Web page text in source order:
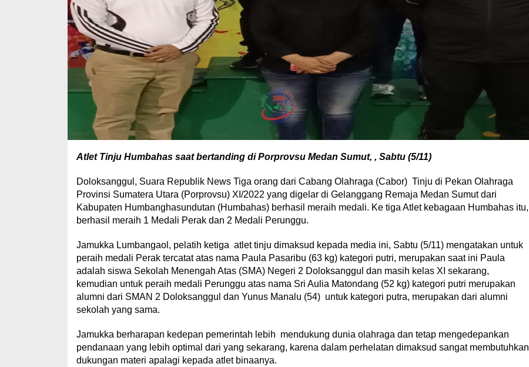
Atlet Tinju Humbahas saat bertanding di Porprovsu Medan Sumut, , Sabtu (5/11)
Doloksanggul, Suara Republik News Tiga orang dari Cabang Olahraga (Cabor) Tinju di Pekan Olahraga
Provinsi Sumatera Utara (Porprovsu) XI/2022 yang digelar di Gelanggang Remaja Medan Sumut dari
Kabupaten Humbanghasundutan (Humbahas) berhasil meraih medali. Ke tiga Atlet kebagaan Humbahas itu,
berhasil meraih 1 Medali Perak dan 2 Medali Perunggu.
Jamukka Lumbangaol, pelatih ketiga atlet tinju dimaksud kepada media ini, Sabtu (5/11) mengatakan untuk
peraih medali Perak tercatat atas nama Paula Pasaribu (63 kg) kategori putri, merupakan saat ini Paula
adalah siswa Sekolah Menengah Atas (SMA) Negeri 2 Doloksanggul dan masih kelas XI sekarang,
kemudian untuk peraih medali Perunggu atas nama Sri Aulia Matondang (52 kg) kategori putri merupakan
alumni dari SMAN 2 Doloksanggul dan Yunus Manalu (54) untuk kategori putra, merupakan dari alumni
sekolah yang sama.
Jamukka berharapan kedepan pemerintah lebih mendukung dunia olahraga dan tetap mengedepankan
pendanaan yang lebih optimal dari yang sekarang, karena dalam perhelatan dimaksud sangat membutuhkan
dukungan materi apalagi kepada atlet binaanya.